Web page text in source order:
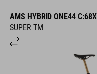
AMS HYBRID ONE44 C:68X
SUPER TM